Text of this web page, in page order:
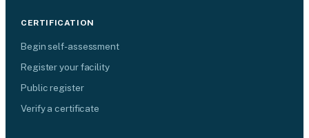
CERTIFICATION
Begin self-assessment
Register your facility
Public register
Verify a certificate